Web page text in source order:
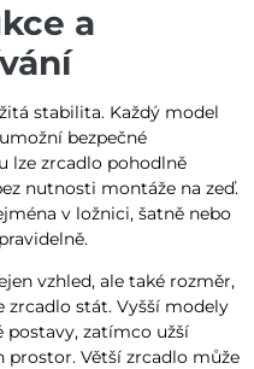
a
stabilita. Každý model
bezpečné
lze zrcadlo pohodlně
nutnosti montáže na zeď.
v ložnici, šatně nebo
vzhled, ale také rozměr,
zrcadlo stát. Vyšší modely
zatímco užší
prostor. Větší zrcadlo může